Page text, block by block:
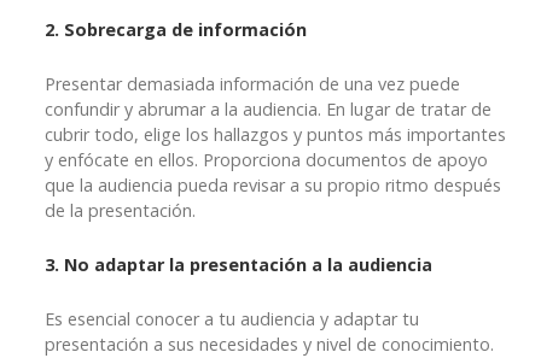
2. Sobrecarga de información
Presentar demasiada información de una vez puede
confundir y abrumar a la audiencia. En lugar de tratar de
cubrir todo, elige los hallazgos y puntos más importantes
y enfócate en ellos. Proporciona documentos de apoyo
que la audiencia pueda revisar a su propio ritmo después
de la presentación.
3. No adaptar la presentación a la audiencia
Es esencial conocer a tu audiencia y adaptar tu
presentación a sus necesidades y nivel de conocimiento.